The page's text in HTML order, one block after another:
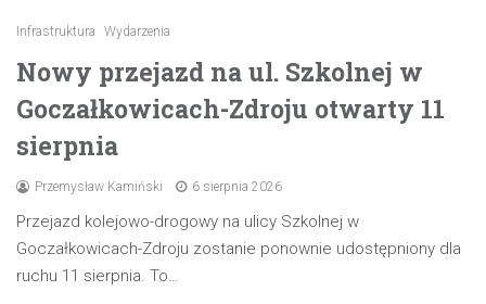
Infrastruktura Wydarzenia
Nowy przejazd na ul. Szkolnej w
Goczałkowicach-Zdroju otwarty 11
sierpnia
Przemysław Kamiński 6 sierpnia 2026
Przejazd kolejowo-drogowy na ulicy Szkolnej w
Goczałkowicach-Zdroju zostanie ponownie udostępniony dla
ruchu 11 sierpnia. To…